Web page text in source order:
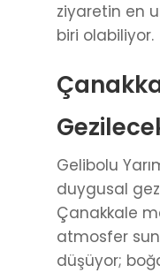
ziyaretin en
biri olabiliyor.
Gelibolu
duygusal
Çanakkale
atmosfer
düşüyor;